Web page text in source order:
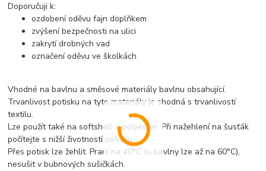
Doporučuji k:
ozdobení oděvu fajn doplňkem
zvýšení bezpečnosti na ulici
zakrytí drobných vad
označení oděvu ve školkách
Vhodné na bavlnu a směsové materiály bavlnu obsahující.
Trvanlivost potisku na tyto materiály je shodná s trvanlivostí
textilu.
Lze použít také na softshell a polyester. Při nažehlení na šusťák
počítejte s nižší životností potisku.
Přes potisk lze žehlit. Praní na 40°C (u bavlny lze až na 60°C),
nesušit v bubnových sušičkách.